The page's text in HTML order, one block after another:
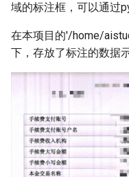
域的标注框，可以通过
在本项目的'/home/
下，存放了标注的数据